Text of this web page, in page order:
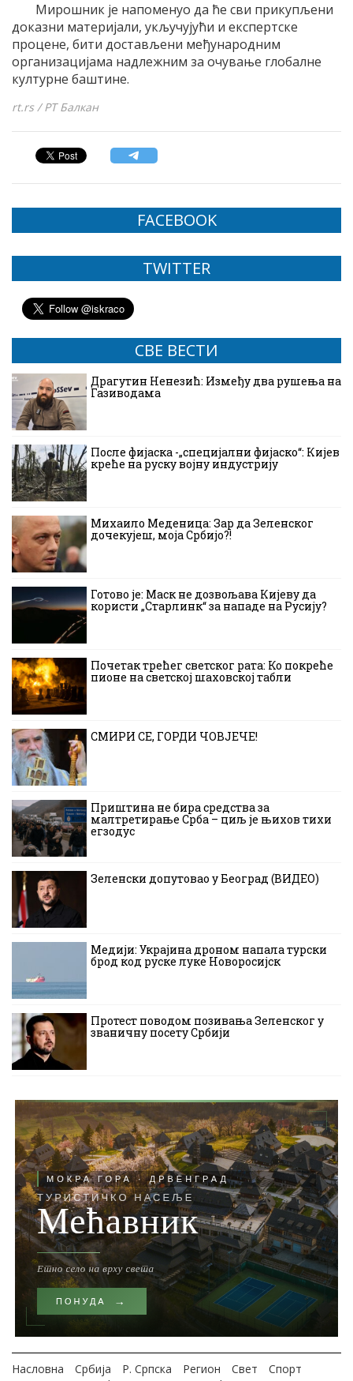
Мирошник је напоменуо да ће сви прикупљени
доказни материјали, укључујући и експертске
процене, бити достављени међународним
организацијама надлежним за очување глобалне
културне баштине.
rt.rs / РТ Балкан
FACEBOOK
TWITTER
СВЕ ВЕСТИ
Драгутин Ненезић: Између два рушења на
Газиводама
После фијаска -„специјални фијаско“: Кијев
креће на руску војну индустрију
Михаило Меденица: Зар да Зеленског
дочекујеш, моја Србијо?!
Готово је: Маск не дозвољава Кијеву да
користи „Старлинк“ за нападе на Русију?
Почетак трећег светског рата: Ко покреће
пионе на светској шаховској табли
СМИРИ СЕ, ГОРДИ ЧОВЈЕЧЕ!
Приштина не бира средства за
малтретирање Срба – циљ је њихов тихи
егзодус
Зеленски допутовао у Београд (ВИДЕО)
Медији: Украјина дроном напала турски
брод код руске луке Новоросијск
Протест поводом позивања Зеленског у
званичну посету Србији
Насловна Србија Р. Српска Регион Свет
Спорт